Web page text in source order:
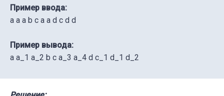
Пример ввода:
a a a b c a a d c d d
Пример вывода:
a a_1 a_2 b c a_3 a_4 d c_1 d_1 d_2